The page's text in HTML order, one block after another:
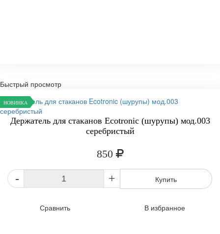
Быстрый просмотр
НОВИНКА
Держатель для стаканов Ecotronic (шурупы) мод.003
серебристый
850
- + Купить
Сравнить В избранное